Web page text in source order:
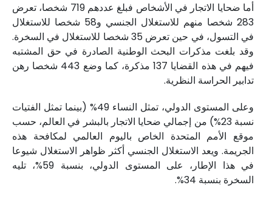
أما ضحايا الاتجار في الأشخاص فبلغ عددهم 719 شخصا، تعرض
283 شخصا منهم للاستغلال الجنسي و58 شخصا للاستغلال
في التسول، في حين تعرض 35 شخصا للاستغلال في السخرة.
وقد بلغت مذكرات البحث الوطنية الصادرة في حق المشتبه
فيهم في هذه القضايا 137 مذكرة، كما وضع 443 شخصا رهن
تدابير الحراسة النظرية.
وعلى المستوى الدولي، تمثل النساء 49% (بينما تمثل الفتيات
نسبة 23%) من إجمالي ضحايا الاتجار بالبشر في العالم، حسب
موقع الأمم المتحدة الخاص باليوم العالمي لمكافحة هذه
الجريمة. ويعد الاستغلال الجنسي أكثر ظواهر الاستغلال شيوعا
في هذا الإطار، على المستوى الدولي، بنسبة 59%، تليه
السخرة بنسبة 34%.